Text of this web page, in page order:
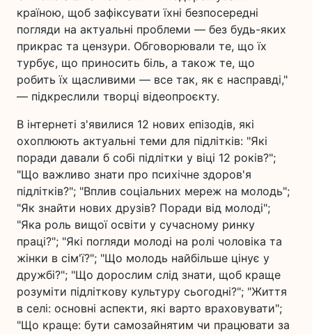
країною, щоб зафіксувати їхні безпосередні
погляди на актуальні проблеми — без будь-яких
прикрас та цензури. Обговорювали те, що їх
турбує, що приносить біль, а також те, що
робить їх щасливими — все так, як є насправді,"
— підкреслили творці відеопроєкту.
В інтернеті з'явилися 12 нових епізодів, які
охоплюють актуальні теми для підлітків: "Які
поради давали б собі підлітки у віці 12 років?";
"Що важливо знати про психічне здоров'я
підлітків?"; "Вплив соціальних мереж на молодь";
"Як знайти нових друзів? Поради від молоді";
"Яка роль вищої освіти у сучасному ринку
праці?"; "Які погляди молоді на ролі чоловіка та
жінки в сім'ї?"; "Що молодь найбільше цінує у
дружбі?"; "Що дорослим слід знати, щоб краще
розуміти підліткову культуру сьогодні?"; "Життя
в селі: основні аспекти, які варто враховувати";
"Що краще: бути самозайнятим чи працювати за